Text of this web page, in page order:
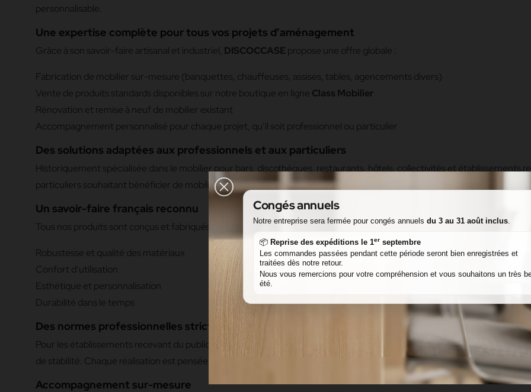
personnalisable.
Une expertise complète pour tous vos projets d’aménagement
Grâce à son savoir-faire artisanal et industriel, DISCOCCASE propose une offre globale :
Fabrication de mobilier sur-mesure (banquettes, chauffeuses, assises, tables, agencements divers)
Vente de produits standards disponibles sur notre boutique en ligne Class Mobilier
Rénovation et remise à neuf de mobilier existant
Accompagnement personnalisé pour chaque projet, qu’il soit professionnel ou particulier
Des solutions adaptées aux professionnels et aux particuliers
Historiquement spécialisée dans le mobilier pour bars, discothèques, restaurants, hôtels, collectivités et établissements
particuliers souhaitant bénéficier de mobiliers sur-mesure ou standards répondant aux mêmes exigences de qualité que
Un savoir-faire français reconnu
Tous nos produits sont conçus et fabriqués en France, dans nos propres ateliers situés à Levroux. Nous mettons un point
Robustesse et qualité des matériaux
Confort d’utilisation
Esthétique et personnalisation
Durabilité dans le temps
Des normes professionnelles strictes respectées
Pour les établissements recevant du public, nous fabriquons des mobiliers conformes aux normes ERP, notamment en
de stabilité. Chaque réalisation est pensée pour garantir fiabilité, conformité et pérennité.
Accompagnement sur-mesure
Congés annuels
Notre entreprise sera fermée pour congés annuels du 3 au 31 août inclus
📦 Reprise des expéditions le 1er septembre
Les commandes passées pendant cette période seront bien enregistrées et
traitées dès notre retour.
Nous vous remercions pour votre compréhension et vous souhaitons un très
été.